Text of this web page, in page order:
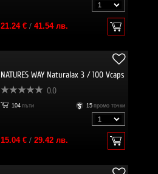
21.24 €/ 41.54 лв.
NATURES WAY Naturalax 3 / 100 Vcaps
0.0
104 пъти 15 промо точки
15.04 €/ 29.42 лв.